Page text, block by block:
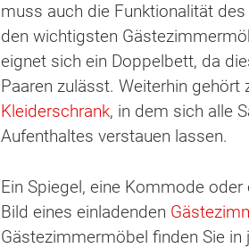
muss auch die Funktionalität des
den wichtigsten
eignet sich ein Doppelbett, da
Paaren zulässt. Weiterhin
Kleiderschrank, in dem sich alle
Aufenthaltes verstauen lassen.
Ein Spiegel, eine Kommode
Bild eines einladenden
Gästezimmermöbel finden Sie